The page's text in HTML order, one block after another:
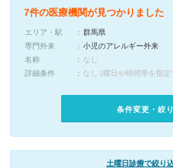
7件の医療機関が見つかりました
エリア・駅
群馬県
専門外来
小児のアレルギー外来
名称
なし
詳細条件
なし (曜日や時間帯を指定
条件変更・絞
土曜日診療で絞り